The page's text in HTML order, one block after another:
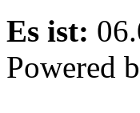
Es ist:
Powered